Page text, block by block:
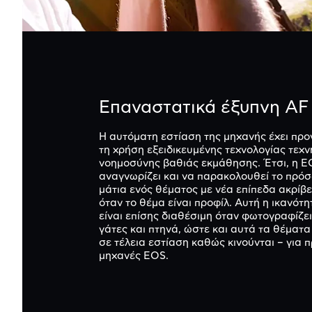
Επαναστατικά έξυπνη AF
Η αυτόματη εστίαση της μηχανής έχει
τη χρήση εξειδικευμένης τεχνολογίας
νοημοσύνης βαθιάς εκμάθησης. Έτσι, η
αναγνωρίζει και να παρακολουθεί το
μάτια ενός θέματος με νέα επίπεδα
όταν το θέμα είναι προφίλ. Αυτή η
είναι επίσης διαθέσιμη όταν
γάτες και πτηνά, ώστε και αυτά τα
σε τέλεια εστίαση καθώς κινούνται – για
μηχανές EOS.